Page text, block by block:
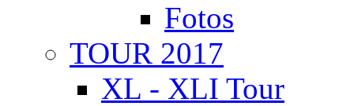
Fotos
TOUR 2017
XL - XLI Tour